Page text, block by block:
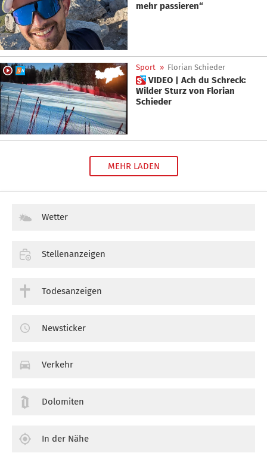
mehr passieren“
Sport » Florian Schieder
 VIDEO | Ach du Schreck:
Wilder Sturz von Florian
Schieder
MEHR LADEN
Wetter
Stellenanzeigen
Todesanzeigen
Newsticker
Verkehr
Dolomiten
In der Nähe